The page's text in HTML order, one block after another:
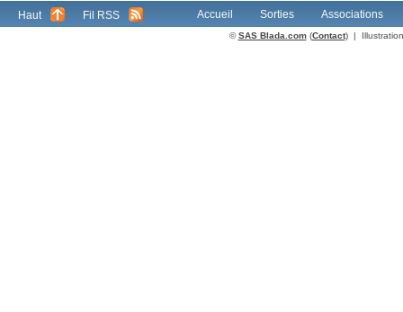
Haut Fil RSS Accueil Sorties Associations
©SAS Blada.com(Contact) |